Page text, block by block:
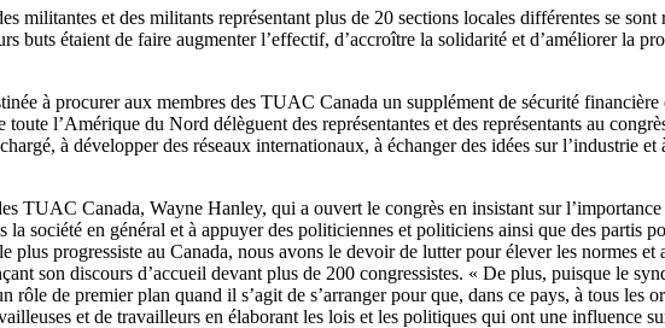
militantes et des militants représentant plus de 20 sections locales différentes se sont
buts étaient de faire augmenter l’effectif, d’accroître la solidarité et d’améliorer la
à procurer aux membres des TUAC Canada un supplément de sécurité
l’Amérique du Nord délèguent des représentantes et des représentants au
à développer des réseaux internationaux, à échanger des idées sur l’industrie
TUAC Canada, Wayne Hanley, qui a ouvert le congrès en insistant sur
la société en général et à appuyer des politiciennes et politiciens ainsi que des
plus progressiste au Canada, nous avons le devoir de lutter pour élever les normes
son discours d’accueil devant plus de 200 congressistes. « De plus, puisque le
rôle de premier plan quand il s’agit de s’arranger pour que, dans ce pays, à tous
et de travailleurs en élaborant les lois et les politiques qui ont une influence